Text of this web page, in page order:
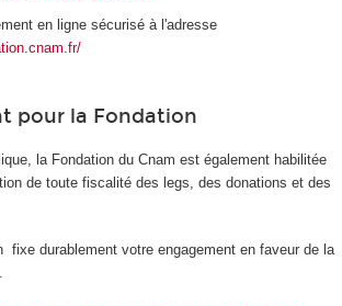
en ligne sécurisé à l'adresse
pour la Fondation
la Fondation du Cnam est également habilitée
de toute fiscalité des legs, des donations et des
fixe durablement votre engagement en faveur de la